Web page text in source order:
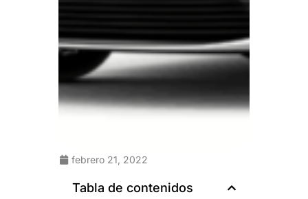
febrero 21, 2022
Tabla de contenidos